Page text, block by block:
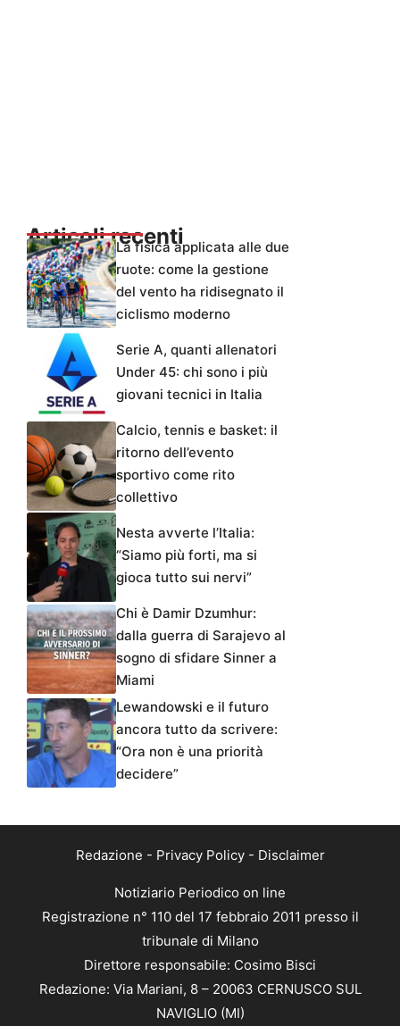
Articoli recentiLa fisica applicata alle due
ruote: come la gestione
del vento ha ridisegnato il
ciclismo moderno
Serie A, quanti allenatori
Under 45: chi sono i più
giovani tecnici in Italia
Calcio, tennis e basket: il
ritorno dell’evento
sportivo come rito
collettivo
Nesta avverte l’Italia:
“Siamo più forti, ma si
gioca tutto sui nervi”
Chi è Damir Dzumhur:
dalla guerra di Sarajevo al
sogno di sfidare Sinner a
Miami
Lewandowski e il futuro
ancora tutto da scrivere:
“Ora non è una priorità
decidere”
Redazione - Privacy Policy- Disclaimer
Notiziario Periodico on line
Registrazione n° 110 del 17 febbraio 2011 presso il
tribunale di Milano
Direttore responsabile: Cosimo Bisci
Redazione: Via Mariani, 8 – 20063 CERNUSCO SUL
NAVIGLIO (MI)